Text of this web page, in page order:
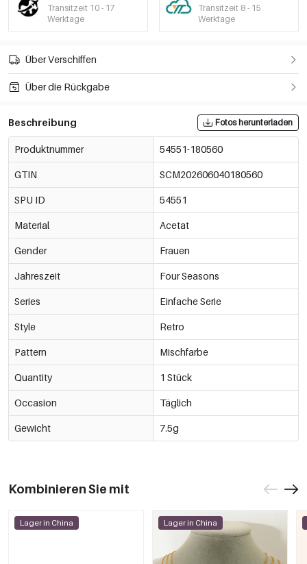
magische Farbe
54551-180568 MOQ von 2 Stk.
Transitzeit 10 - 17
Werktage
Transitzeit 8 - 15
Werktage
Über Verschiffen
Über die Rückgabe
Beschreibung Fotos herunterladen
Produktnummer 54551-180560
GTIN SCM202606040180560
SPU ID 54551
Material Acetat
Gender Frauen
Jahreszeit Four Seasons
Series Einfache Serie
Style Retro
Pattern Mischfarbe
Quantity 1 Stück
Occasion Täglich
Gewicht 7.5g
Kombinieren Sie mit
Lager in China Lager in China